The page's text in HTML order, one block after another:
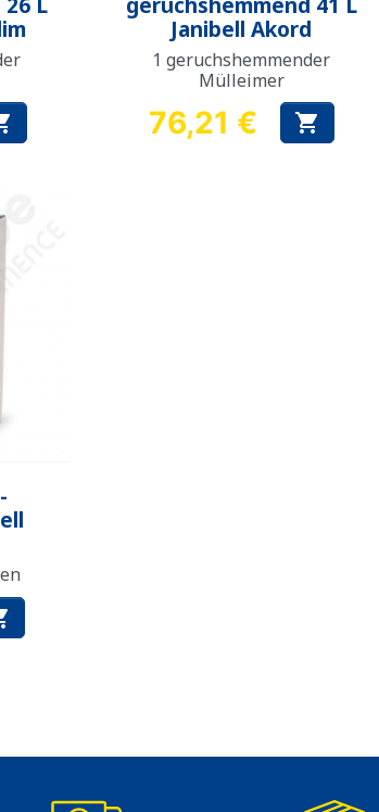
Janibell Akord
1 geruchshemmender
Mülleimer
Preis
76,21 € 